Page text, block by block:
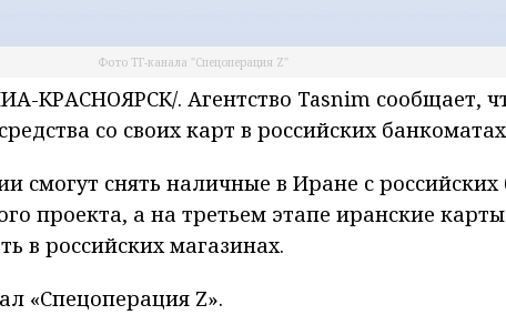
Фото ТГ-канала "Спецоперация Z"
КРАСНОЯРСК/. Агентство Tasnim сообщает,
со своих карт в российских
смогут снять наличные в Иране с российских
проекта, а на третьем этапе иранские
в российских магазинах.
«Спецоперация Z».